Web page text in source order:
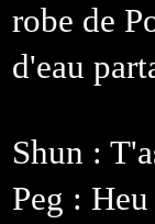
robe de
d'eau
Shun :
Peg :